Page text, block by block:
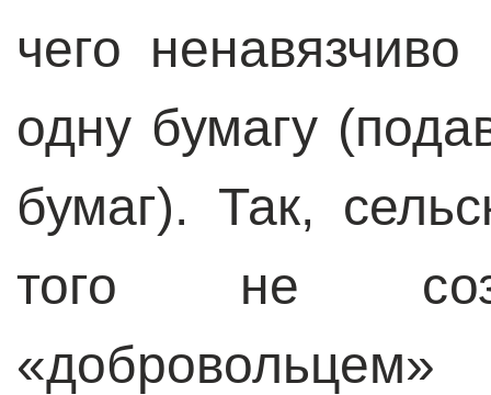
чего
одну бумагу
бумаг). Так,
того не